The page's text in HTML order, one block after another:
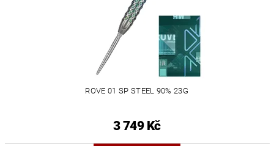
ROVE 01 SP STEEL 90% 23G
3 749 Kč